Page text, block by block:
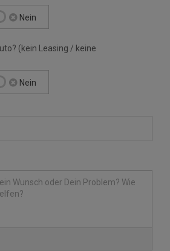
Nein
(kein Leasing / keine
Nein